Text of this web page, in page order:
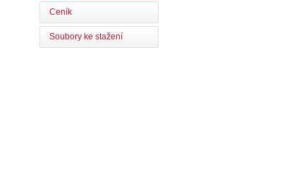
Ceník
Soubory ke stažení